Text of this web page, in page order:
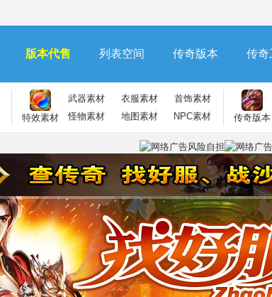
版本代售 列表空间 传奇版本 传奇
特效素材
武器素材 衣服素材
首饰素材
怪物素材
地图素材 NPC素材 传奇版本